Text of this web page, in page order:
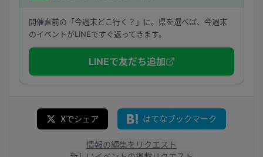
開催直前の「今週末どこ行く？」に。県を選べば、今週末
のイベントがLINEですぐ返ってきます。
LINEで友だち追加
Xでシェア はてなブックマーク
情報の編集をリクエスト